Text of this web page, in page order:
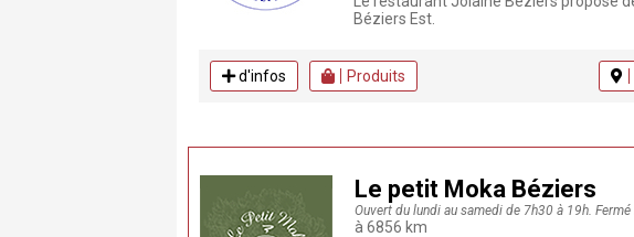
Béziers Est.
d'infos Produits
Le petit Moka Béziers
Ouvert du lundi au samedi de 7h30 à 19h.
à 6856 km